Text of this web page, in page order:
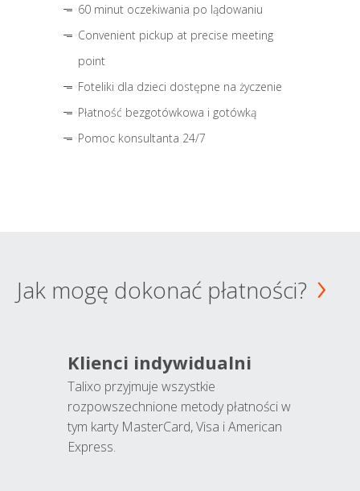
60 minut oczekiwania po lądowaniu
Convenient pickup at precise meeting
point
Foteliki dla dzieci dostępne na życzenie
Płatność bezgotówkowa i gotówką
Pomoc konsultanta 24/7
Jak mogę dokonać płatności?
Klienci indywidualni
Talixo przyjmuje wszystkie
rozpowszechnione metody płatności w
tym karty MasterCard, Visa i American
Express.